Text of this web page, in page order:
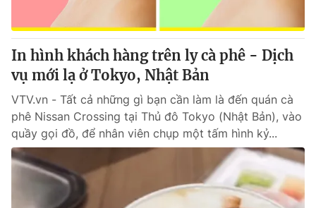
Thế giới đó đây
Câu chuyện quốc tế
Tài chính
Thị trường
Góc doanh nghiệp
Dữ liệu và đời sống
Truyền hình
Phim VTV
Hậu trường
Nhân vật
Giải trí
Điện ảnh
Âm nhạc
Đời sống
In hình khách hàng trên ly cà phê - Dịch
vụ mới lạ ở Tokyo, Nhật Bản
VTV.vn - Tất cả những gì bạn cần làm là đến quán cà
phê Nissan Crossing tại Thủ đô Tokyo (Nhật Bản), vào
quầy gọi đồ, để nhân viên chụp một tấm hình kỷ...